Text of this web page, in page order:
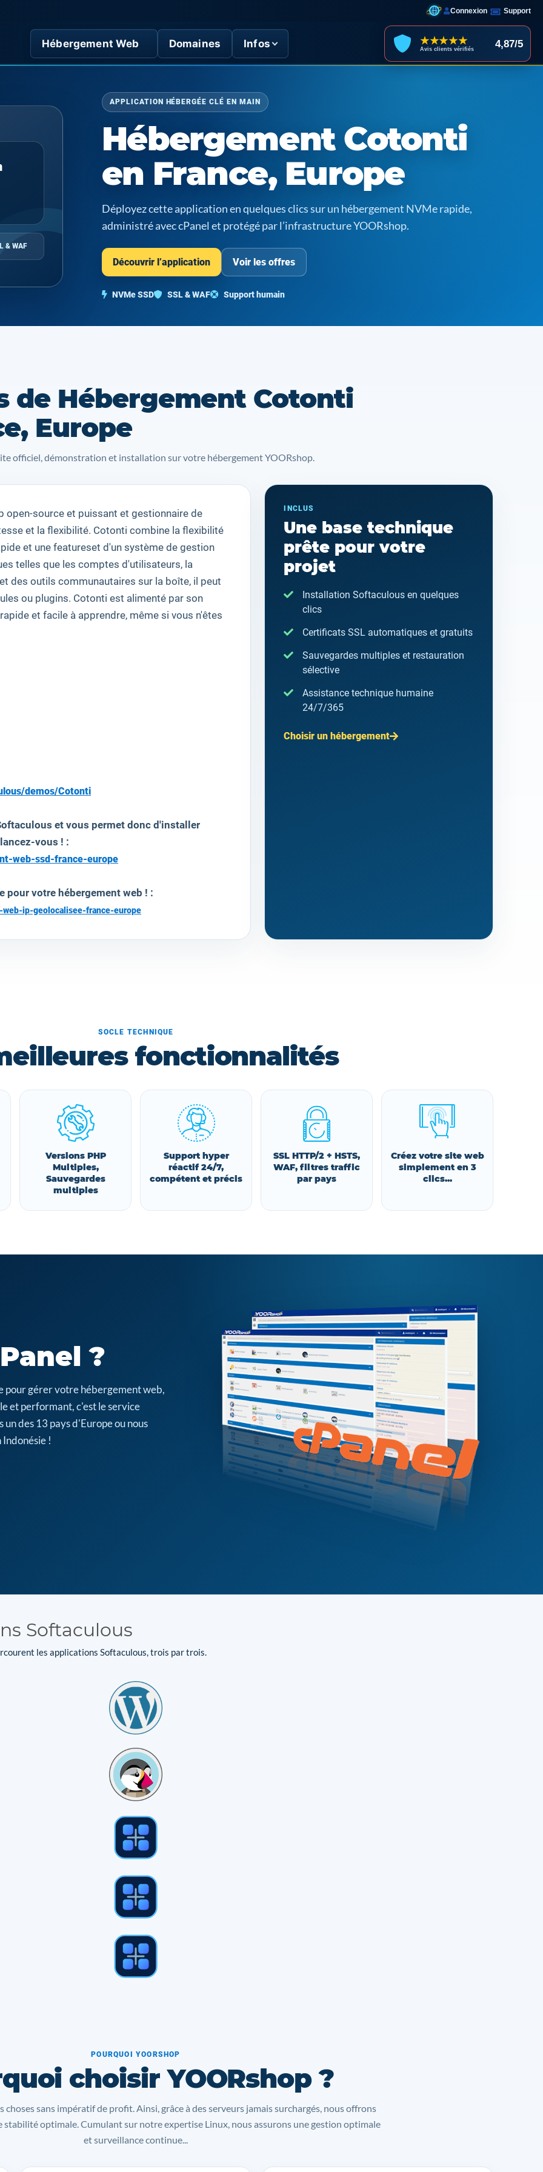
Connexion Support
Hébergement Web Domaines Infos ★★★★★
Avis clients vérifiés 4,87/5
& WAF
APPLICATION HÉBERGÉE CLÉ EN MAIN
Hébergement Cotonti
en France, Europe
Déployez cette application en quelques clics sur un hébergement NVMe rapide,
administré avec cPanel et protégé par l’infrastructure YOORshop.
Découvrir l’application Voir les offres
NVMe SSD SSL & WAF Support humain
de Hébergement Cotonti
Europe
officiel, démonstration et installation sur votre hébergement YOORshop.
open-source et puissant et gestionnaire de
et la flexibilité. Cotonti combine la flexibilité
et une featureset d'un système de gestion
telles que les comptes d'utilisateurs, la
et des outils communautaires sur la boîte, il peut
ou plugins. Cotonti est alimenté par son
rapide et facile à apprendre, même si vous n'êtes
demos/Cotonti
et vous permet donc d'installer
vous ! :
web-ssd-france-europe
pour votre hébergement web ! :
ip-geolocalisee-france-europe
INCLUS
Une base technique
prête pour votre
projet
Installation Softaculous en quelques
clics
Certificats SSL automatiques et gratuits
Sauvegardes multiples et restauration
sélective
Assistance technique humaine
24/7/365
Choisir un hébergement
SOCLE TECHNIQUE
fonctionnalités
Versions PHP
Multiples,
Sauvegardes
multiples
Support hyper
réactif 24/7,
compétent et précis
SSL HTTP/2 + HSTS,
WAF, filtres traffic
par pays
Créez votre site web
simplement en 3
clics...
?
pour gérer votre hébergement web,
et performant, c'est le service
des 13 pays d'Europe ou nous
Indonésie !
Softaculous
les applications Softaculous, trois par trois.
POURQUOI YOORSHOP
choisir YOORshop ?
choses sans impératif de profit. Ainsi, grâce à des serveurs jamais surchargés, nous offrons
stabilité optimale. Cumulant sur notre expertise Linux, nous assurons une gestion optimale
et surveillance continue...